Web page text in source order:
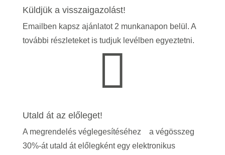
Küldjük a visszaigazolást!
Emailben kapsz ajánlatot 2 munkanapon belül. A
további részleteket is tudjuk levélben egyeztetni.

Utald át az előleget!
A megrendelés véglegesítéséhez a végösszeg
30%-át utald át előlegként egy elektronikus